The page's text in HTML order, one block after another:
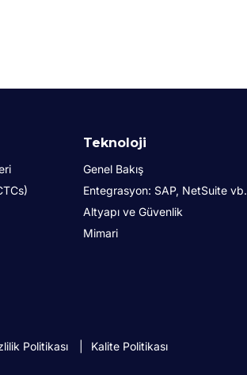
Teknoloji
Genel Bakış
Entegrasyon: SAP, NetSuite vb.
Altyapı ve Güvenlik
Mimari
Politikası Kalite Politikası